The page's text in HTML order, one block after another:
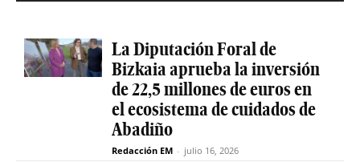
La Diputación Foral de
Bizkaia aprueba la inversión
de 22,5 millones de euros en
el ecosistema de cuidados de
Abadiño
Redacción EM - julio 16, 2026